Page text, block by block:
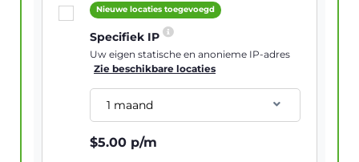
Nieuwe locaties toegevoegd
Specifiek IP
Uw eigen statische en anonieme IP-adres
Zie beschikbare locaties
1 maand
$5.00 p/m